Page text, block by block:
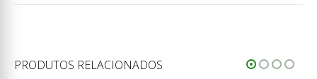
PRODUTOS RELACIONADOS